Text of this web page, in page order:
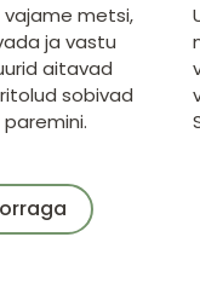
metsi,
ja vastu
aitavad
sobivad